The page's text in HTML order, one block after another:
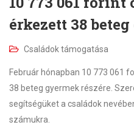
érkezett 38
Családok támogatása
Február hónapban 10 773 061
38 beteg gyermek részére.
segítségüket a családok
számukra.